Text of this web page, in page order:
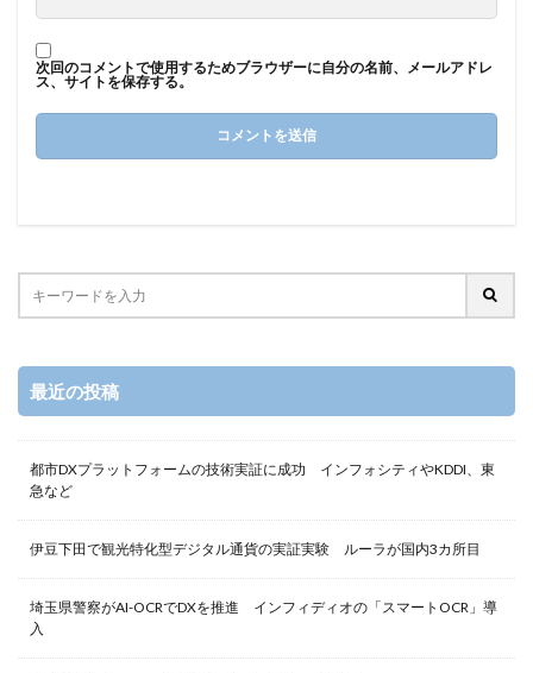
次回のコメントで使用するためブラウザーに自分の名前、メールアドレ
ス、サイトを保存する。
最近の投稿
都市DXプラットフォームの技術実証に成功 インフォシティやKDDI、東
急など
伊豆下田で観光特化型デジタル通貨の実証実験 ルーラが国内3カ所目
埼玉県警察がAI-OCRでDXを推進 インフィディオの「スマートOCR」導
入